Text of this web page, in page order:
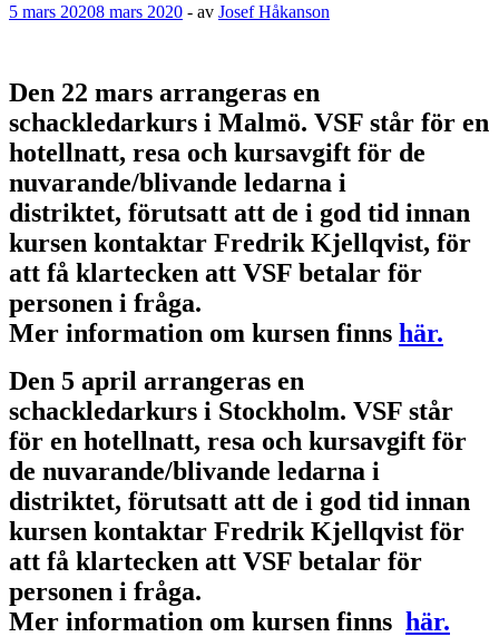
5 mars 20208 mars 2020 - av Josef Håkanson
Den 22 mars arrangeras en
schackledarkurs i Malmö. VSF står för en
hotellnatt, resa och kursavgift för de
nuvarande/blivande ledarna i
distriktet, förutsatt att de i god tid innan
kursen kontaktar Fredrik Kjellqvist, för
att få klartecken att VSF betalar för
personen i fråga.
Mer information om kursen finns här.
Den 5 april arrangeras en
schackledarkurs i Stockholm. VSF står
för en hotellnatt, resa och kursavgift för
de nuvarande/blivande ledarna i
distriktet, förutsatt att de i god tid innan
kursen kontaktar Fredrik Kjellqvist för
att få klartecken att VSF betalar för
personen i fråga.
Mer information om kursen finns här.